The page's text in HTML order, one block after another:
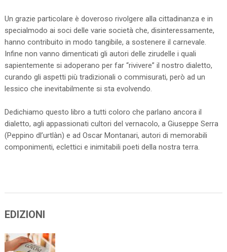
Un grazie particolare è doveroso rivolgere alla cittadinanza e in
specialmodo ai soci delle varie società che, disinteressamente,
hanno contribuito in modo tangibile, a sostenere il carnevale.
Infine non vanno dimenticati gli autori delle zirudelle i quali
sapientemente si adoperano per far “rivivere” il nostro dialetto,
curando gli aspetti più tradizionali o commisurati, però ad un
lessico che inevitabilmente si sta evolvendo.
Dedichiamo questo libro a tutti coloro che parlano ancora il
dialetto, agli appassionati cultori del vernacolo, a Giuseppe Serra
(Peppino dl’urtlàn) e ad Oscar Montanari, autori di memorabili
componimenti, eclettici e inimitabili poeti della nostra terra.
EDIZIONI